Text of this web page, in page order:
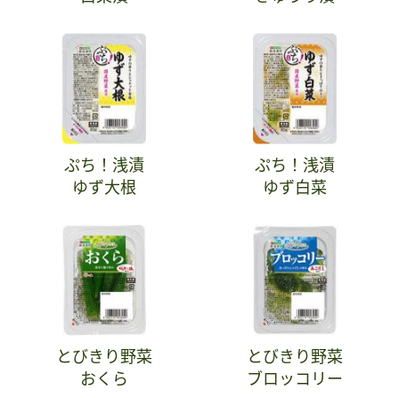
ぷち！浅漬
ゆず大根
ぷち！浅漬
ゆず白菜
とびきり野菜
おくら
とびきり野菜
ブロッコリー